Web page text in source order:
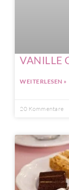
VANILLE
WEITERLESEN »
20 Kommentare